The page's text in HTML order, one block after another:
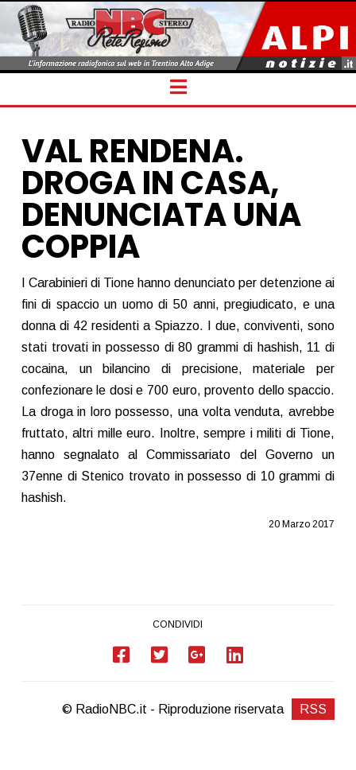
Navigation
VAL RENDENA.
DROGA IN CASA,
DENUNCIATA UNA
COPPIA
I Carabinieri di Tione hanno denunciato per detenzione ai
fini di spaccio un uomo di 50 anni, pregiudicato, e una
donna di 42 residenti a Spiazzo. I due, conviventi, sono
stati trovati in possesso di 80 grammi di hashish, 11 di
cocaina, un bilancino di precisione, materiale per
confezionare le dosi e 700 euro, provento dello spaccio.
La droga in loro possesso, una volta venduta, avrebbe
fruttato, altri mille euro. Inoltre, sempre i militi di Tione,
hanno segnalato al Commissariato del Governo un
37enne di Stenico trovato in possesso di 10 grammi di
hashish.
20 Marzo 2017
CONDIVIDI
© RadioNBC.it - Riproduzione riservata RSS